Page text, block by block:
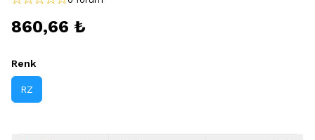
860,66 ₺
Renk
RZ